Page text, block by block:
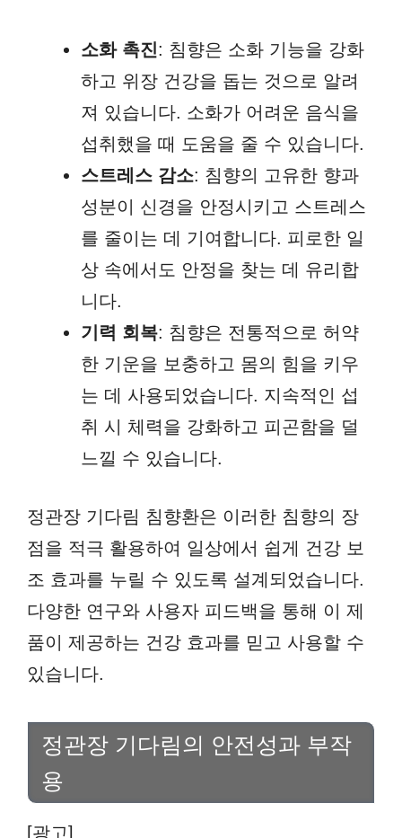
소화 촉진: 침향은 소화 기능을 강화
하고 위장 건강을 돕는 것으로 알려
져 있습니다. 소화가 어려운 음식을
섭취했을 때 도움을 줄 수 있습니다.
스트레스 감소: 침향의 고유한 향과
성분이 신경을 안정시키고 스트레스
를 줄이는 데 기여합니다. 피로한 일
상 속에서도 안정을 찾는 데 유리합
니다.
기력 회복: 침향은 전통적으로 허약
한 기운을 보충하고 몸의 힘을 키우
는 데 사용되었습니다. 지속적인 섭
취 시 체력을 강화하고 피곤함을 덜
느낄 수 있습니다.
정관장 기다림 침향환은 이러한 침향의 장
점을 적극 활용하여 일상에서 쉽게 건강 보
조 효과를 누릴 수 있도록 설계되었습니다.
다양한 연구와 사용자 피드백을 통해 이 제
품이 제공하는 건강 효과를 믿고 사용할 수
있습니다.
정관장 기다림의 안전성과 부작
용
[광고]